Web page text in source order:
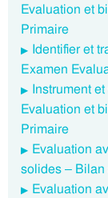
Evaluation et
Primaire
Identifier et
Examen
Instrument
Evaluation et
Primaire
Evaluation
solides – Bilan
Evaluation